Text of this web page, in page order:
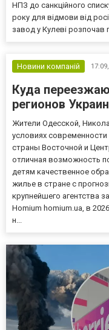
НПЗ до санкційного
року для відмови від
завод у Кулеві розпочав
Новини компаній 17:09,
Куда
регионов
Жители Одесской,
условиях
страны Восточной и
отличная возможность
детям качественное
жилье в стране с
крупнейшего агентства
Homium homium.ua, в
н...